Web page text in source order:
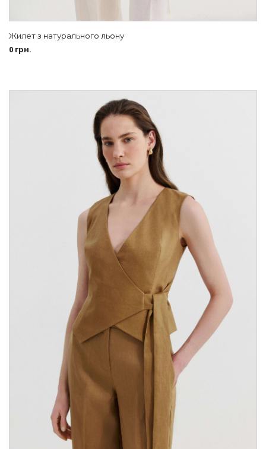
Жилет з натурального льону
0 грн.